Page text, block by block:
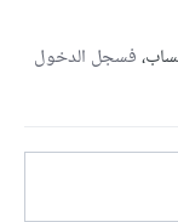
فسجل الدخول